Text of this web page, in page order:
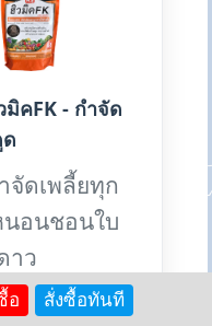
คFK - กำจัด
จัดเพลี้ยทุก
อนชอนใบ
าว
อ สั่งซื้อทันที